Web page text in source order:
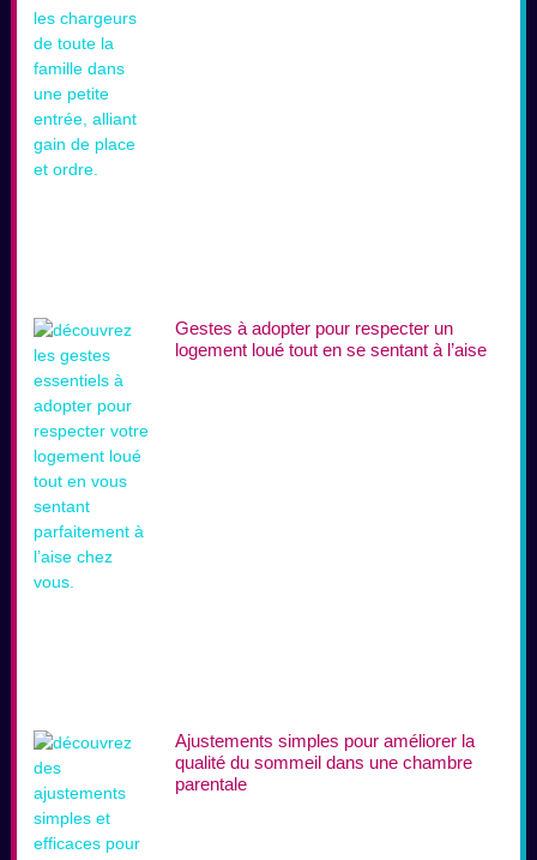
Gestes à adopter pour respecter un
logement loué tout en se sentant à l’aise
Ajustements simples pour améliorer la
qualité du sommeil dans une chambre
parentale